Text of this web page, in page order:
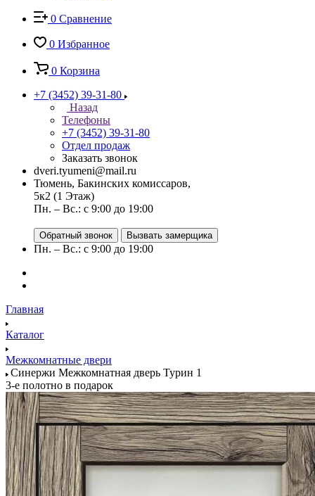
0 Сравнение
0 Избранное
0 Корзина
+7 (3452) 39-31-80
Назад
Телефоны
+7 (3452) 39-31-80
Отдел продаж
Заказать звонок
dveri.tyumeni@mail.ru
Тюмень, Бакинских комиссаров,
5к2 (1 Этаж)
Пн. – Вс.: с 9:00 до 19:00
Обратный звонок Вызвать замерщика
Пн. – Вс.: с 9:00 до 19:00
Главная
Каталог
Межкомнатные двери
Синержи Межкомнатная дверь Турин 1
3-е полотно в подарок